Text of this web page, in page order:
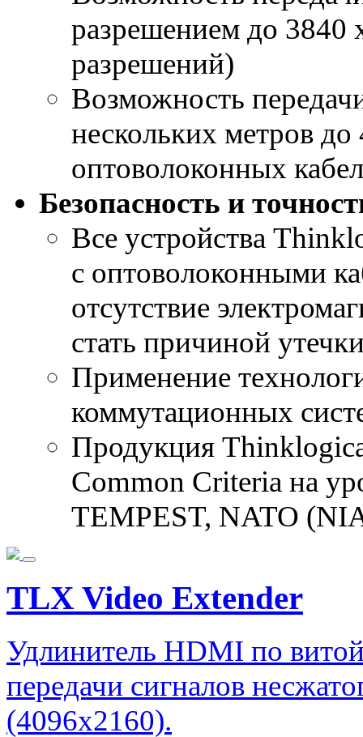
разрешением до 3840
разрешений)
Возможность
нескольких метров
оптоволоконных
Безопасность и
Все устройства
с оптоволоконными
отсутствие
стать причиной
Применение
коммутационных
Продукция
Common Criteria на
TEMPEST, NATO
TLX Video Extender
Удлинитель HDMI по
передачи сигналов
(4096x2160).